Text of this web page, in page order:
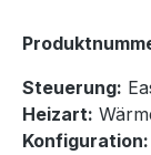
Steuerung:
Heizart:
Konfiguration: